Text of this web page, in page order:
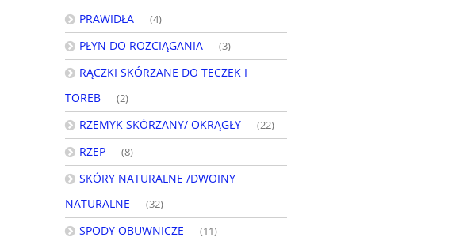
PRAWIDŁA (4)
PŁYN DO ROZCIĄGANIA (3)
RĄCZKI SKÓRZANE DO TECZEK I
TOREB
(2)
RZEMYK SKÓRZANY/ OKRĄGŁY (22)
RZEP (8)
SKÓRY NATURALNE /DWOINY
NATURALNE
(32)
SPODY OBUWNICZE (11)